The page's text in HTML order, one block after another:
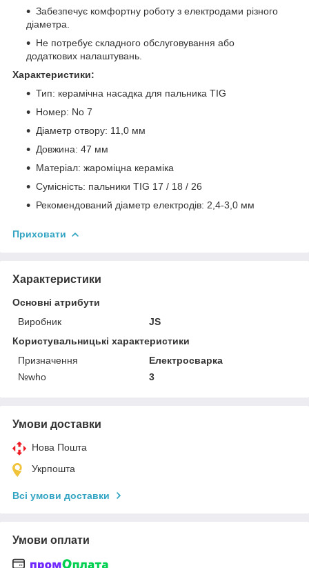
Забезпечує комфортну роботу з електродами різного
діаметра.
Не потребує складного обслуговування або
додаткових налаштувань.
Характеристики:
Тип: керамічна насадка для пальника TIG
Номер: No 7
Діаметр отвору: 11,0 мм
Довжина: 47 мм
Матеріал: жароміцна кераміка
Сумісність: пальники TIG 17 / 18 / 26
Рекомендований діаметр електродів: 2,4-3,0 мм
Приховати
Характеристики
Основні атрибути
Виробник
JS
Користувальницькі характеристики
Призначення
Електросварка
№who
3
Умови доставки
Нова Пошта
Укрпошта
Всі умови доставки
Умови оплати